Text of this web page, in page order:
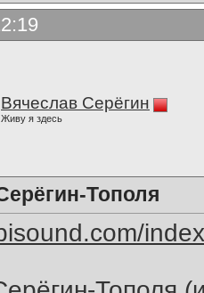
Вячеслав Серёгин
Живу я здесь
Тополя